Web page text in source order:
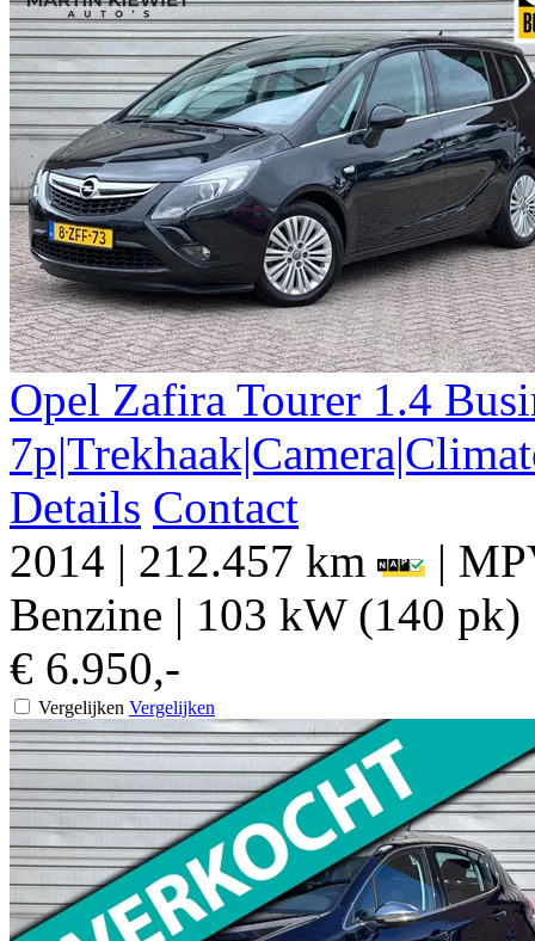
Opel Zafira Tourer 1.4
Details Contact
2014 | 212.457 km |
Benzine | 103 kW (140 pk)
€ 6.950,-
Vergelijken Vergelijken